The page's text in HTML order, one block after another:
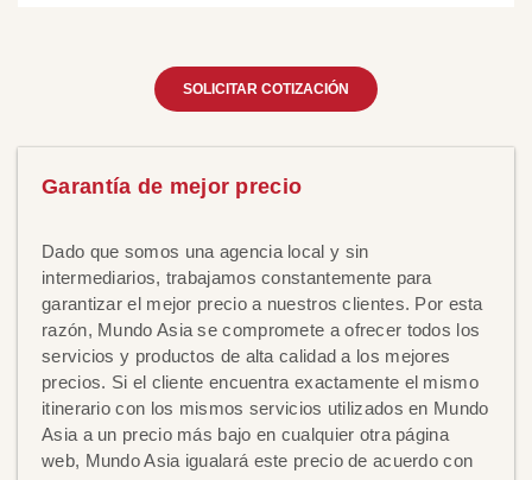
SOLICITAR COTIZACIÓN
Garantía de mejor precio
Dado que somos una agencia local y sin
intermediarios, trabajamos constantemente para
garantizar el mejor precio a nuestros clientes. Por esta
razón, Mundo Asia se compromete a ofrecer todos los
servicios y productos de alta calidad a los mejores
precios. Si el cliente encuentra exactamente el mismo
itinerario con los mismos servicios utilizados en Mundo
Asia a un precio más bajo en cualquier otra página
web, Mundo Asia igualará este precio de acuerdo con